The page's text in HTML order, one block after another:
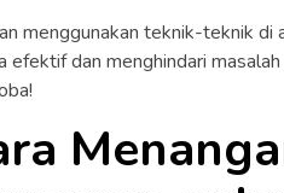
menggunakan teknik-teknik di
efektif dan menghindari